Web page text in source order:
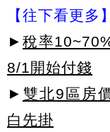
【往下看更多】
► 稅率
8/1開始付錢
► 雙北9區房
白先掛